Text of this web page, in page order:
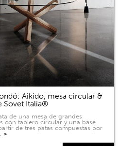
Aikido, mesa circular &
Sovet Italia®
de una mesa de grandes
con tablero circular y una base
de tres patas compuestas por
>